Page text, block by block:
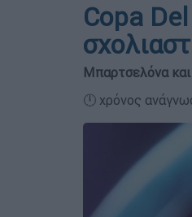
Copa
Μπαρτσελόνα
🕛 χρόνος